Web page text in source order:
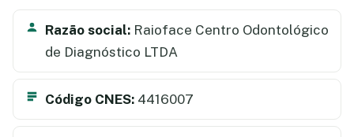
Razão social: Raioface Centro Odontológico
de Diagnóstico LTDA
Código CNES: 4416007